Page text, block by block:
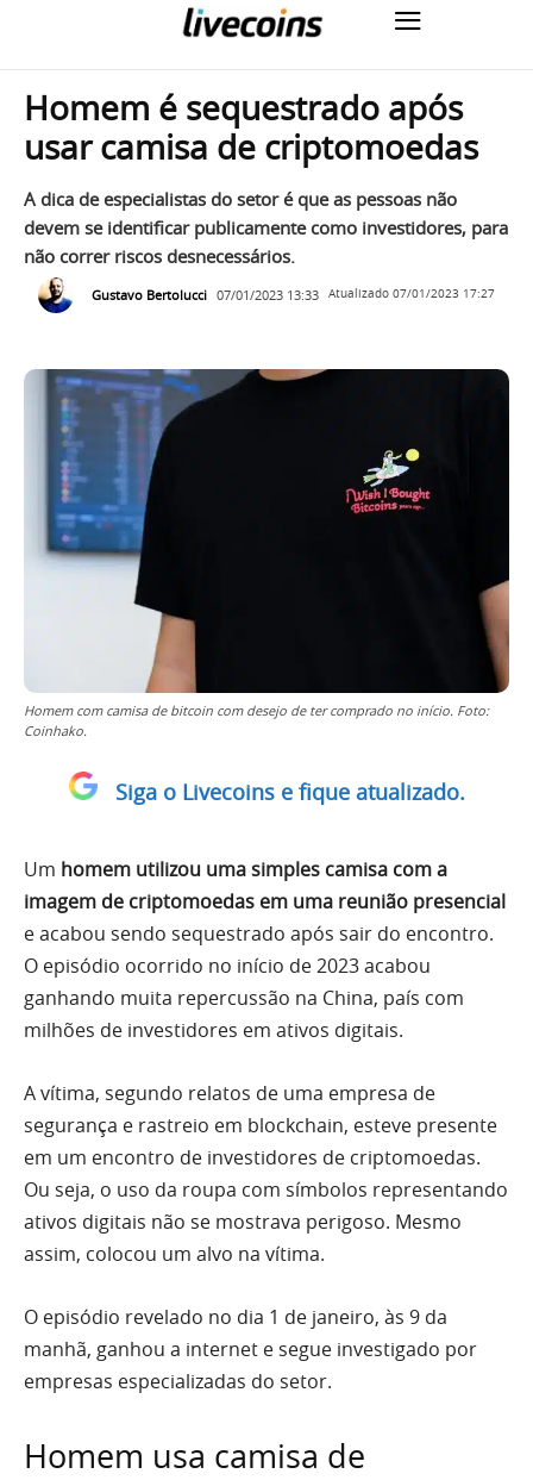
Homem é sequestrado após
usar camisa de criptomoedas
A dica de especialistas do setor é que as pessoas não
devem se identificar publicamente como investidores, para
não correr riscos desnecessários.
Gustavo Bertolucci 07/01/2023 13:33 Atualizado 07/01/2023 17:27
Homem com camisa de bitcoin com desejo de ter comprado no início. Foto:
Coinhako.
Siga o Livecoins e fique atualizado.
Um homem utilizou uma simples camisa com a
imagem de criptomoedas em uma reunião presencial
e acabou sendo sequestrado após sair do encontro.
O episódio ocorrido no início de 2023 acabou
ganhando muita repercussão na China, país com
milhões de investidores em ativos digitais.
A vítima, segundo relatos de uma empresa de
segurança e rastreio em blockchain, esteve presente
em um encontro de investidores de criptomoedas.
Ou seja, o uso da roupa com símbolos representando
ativos digitais não se mostrava perigoso. Mesmo
assim, colocou um alvo na vítima.
O episódio revelado no dia 1 de janeiro, às 9 da
manhã, ganhou a internet e segue investigado por
empresas especializadas do setor.
Homem usa camisa de